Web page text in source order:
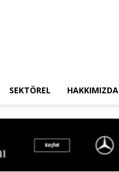
SEKTÖREL HAKKIMIZDA